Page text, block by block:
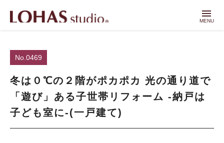
menu
MENU
No.0469
冬は０℃の２階がポカポカ 光の通り道で
「遊び」ある子世帯リフォーム -納戸は
子ども室に-(一戸建て)